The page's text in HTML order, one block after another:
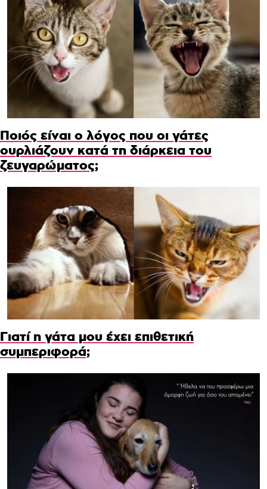
Ποιός είναι ο λόγος που οι γάτες
ουρλιάζουν κατά τη διάρκεια του
ζευγαρώματος;
Γιατί η γάτα μου έχει επιθετική
συμπεριφορά;